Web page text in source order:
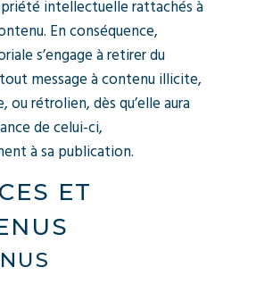
intellectuelle rattachés à
En conséquence,
s’engage à retirer du
message à contenu illicite,
ou rétrolien, dès qu’elle aura
de celui-ci,
à sa publication.
ET